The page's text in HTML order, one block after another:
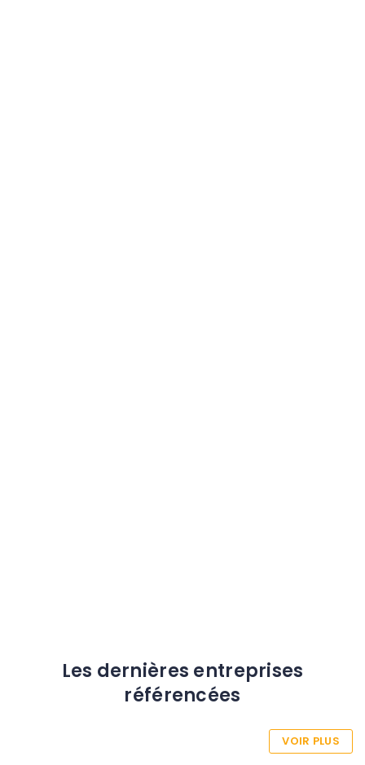
Les dernières entreprises
référencées
VOIR PLUS